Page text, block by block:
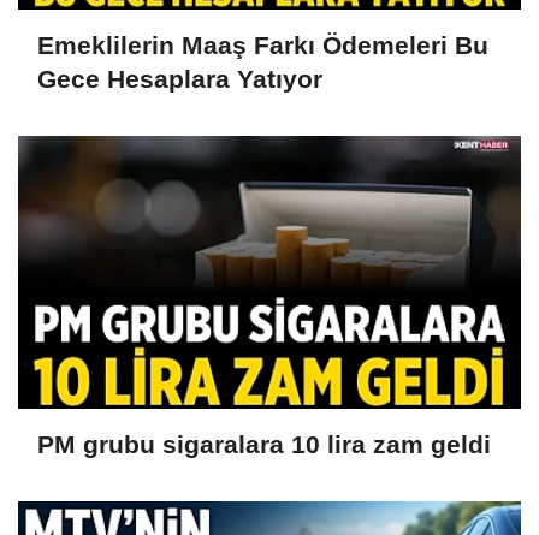
Emeklilerin Maaş Farkı Ödemeleri Bu
Gece Hesaplara Yatıyor
PM grubu sigaralara 10 lira zam geldi